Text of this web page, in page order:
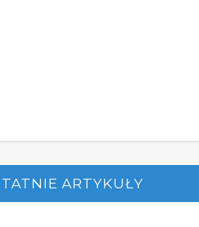
ARTYKUŁY